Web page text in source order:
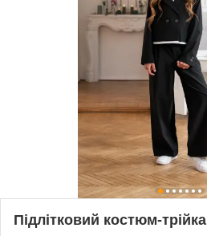
Підлітковий костюм-